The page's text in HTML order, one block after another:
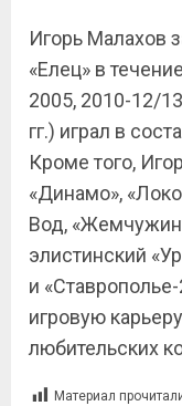
Игорь Малахов
«Елец» в
2005, 2010-12/
гг.) играл в
Кроме того,
«Динамо»,
Вод,
элистинский
и
игровую
любительских
Материал